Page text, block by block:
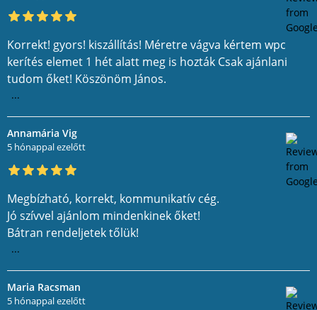
Korrekt! gyors! kiszállítás! Méretre vágva kértem wpc
kerítés elemet 1 hét alatt meg is hozták Csak ajánlani
tudom őket! Köszönöm János.
...
Annamária Vig
5 hónappal ezelőtt
Megbízható, korrekt, kommunikatív cég.
Jó szívvel ajánlom mindenkinek őket!
Bátran rendeljetek tőlük!
...
Maria Racsman
5 hónappal ezelőtt